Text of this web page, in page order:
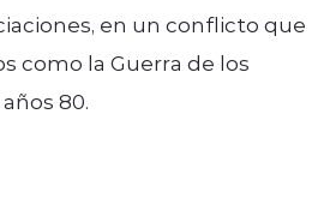
en un conflicto que
como la Guerra de los
80.